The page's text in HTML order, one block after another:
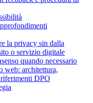
la privacy sin dalla
o servizio digitale
quando necessario
web: architettura,
DPO